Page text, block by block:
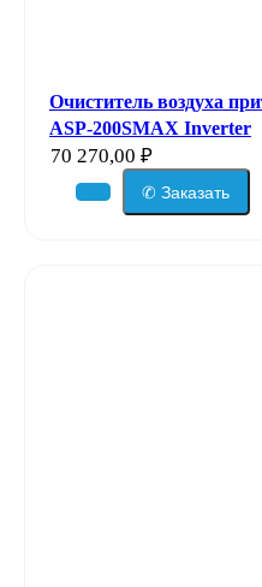
Очиститель воздуха
ASP-200SMAX Inverter
70 270,00 ₽
✆ Заказать